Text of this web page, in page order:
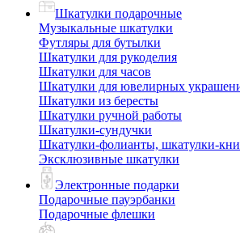
Шкатулки подарочные
Музыкальные шкатулки
Футляры для бутылки
Шкатулки для рукоделия
Шкатулки для часов
Шкатулки для ювелирных
Шкатулки из бересты
Шкатулки ручной работы
Шкатулки-сундучки
Шкатулки-фолианты, шкатулки-
Эксклюзивные шкатулки
Электронные подарки
Подарочные пауэрбанки
Подарочные флешки